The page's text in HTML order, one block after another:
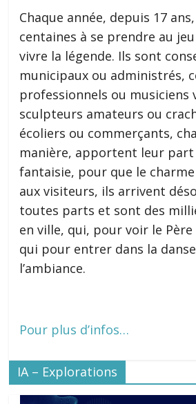
Chaque année, depuis 17
centaines à se prendre au
vivre la légende. Ils sont
municipaux ou administrés,
professionnels ou musiciens
sculpteurs amateurs ou
écoliers ou commerçants,
manière, apportent leur part
fantaisie, pour que le
aux visiteurs, ils arrivent
toutes parts et sont des
en ville, qui, pour voir le
qui pour entrer dans la
l’ambiance.
Pour plus d’infos…
IA – Explorations